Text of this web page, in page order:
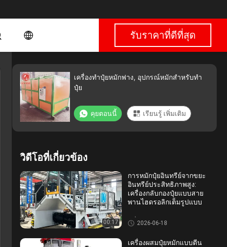
รับราคาที่ดีที่สุด
เครื่องทำปุ๋ยหมักฟาง, อุปกรณ์หมักสำหรับทำ
ปุ๋ย
คุยตอนนี้ เรียนรู้ เพิ่มเติม
วิดีโอที่เกี่ยวข้อง
00:17
การหมักปุ๋ยอินทรีย์จากขยะ
อินทรีย์ประสิทธิภาพสูง:
เครื่องกลับกองปุ๋ยแบบสาย
พานไฮดรอลิกเต็มรูปแบบ
เครื่องปลูกปุ๋ยปุ๋ย
2026-06-18
เครื่องผสมปุ๋ยหมักแบบตีน